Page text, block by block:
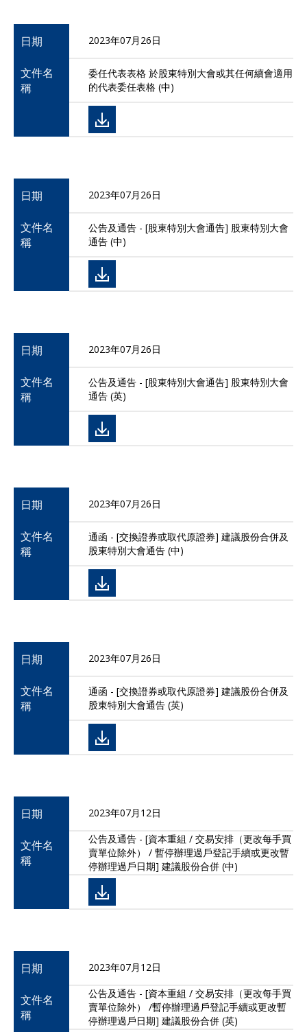
日期 2023年07月26日
文件名
稱
委任代表表格 於股東特別大會或其任何續會適用
的代表委任表格 (中)
日期 2023年07月26日
文件名
稱
公告及通告 - [股東特別大會通告] 股東特別大會
通告 (中)
日期 2023年07月26日
文件名
稱
公告及通告 - [股東特別大會通告] 股東特別大會
通告 (英)
日期 2023年07月26日
文件名
稱
通函 - [交換證券或取代原證券] 建議股份合併及
股東特別大會通告 (中)
日期 2023年07月26日
文件名
稱
通函 - [交換證券或取代原證券] 建議股份合併及
股東特別大會通告 (英)
日期 2023年07月12日
文件名
稱
公告及通告 - [資本重組 / 交易安排（更改每手買
賣單位除外） / 暫停辦理過戶登記手續或更改暫
停辦理過戶日期] 建議股份合併 (中)
日期 2023年07月12日
文件名
稱
公告及通告 - [資本重組 / 交易安排（更改每手買
賣單位除外） /暫停辦理過戶登記手續或更改暫
停辦理過戶日期] 建議股份合併 (英)